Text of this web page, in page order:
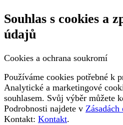
Souhlas s cookies a
údajů
Cookies a ochrana soukromí
Používáme cookies potřebné k
Analytické a marketingové
souhlasem. Svůj výběr můžete
Podrobnosti najdete v
Kontakt: Kontakt.